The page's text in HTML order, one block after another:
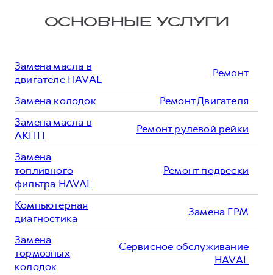
ОСНОВНЫЕ УСЛУГИ
Замена масла в
двигателе HAVAL
Ремонт
Замена колодок
Ремонт Двигателя
Замена масла в
АКПП
Ремонт рулевой рейки
Замена
топливного
фильтра HAVAL
Ремонт подвески
Компьютерная
диагностика
Замена ГРМ
Замена
тормозных
колодок
Сервисное обслуживание
HAVAL